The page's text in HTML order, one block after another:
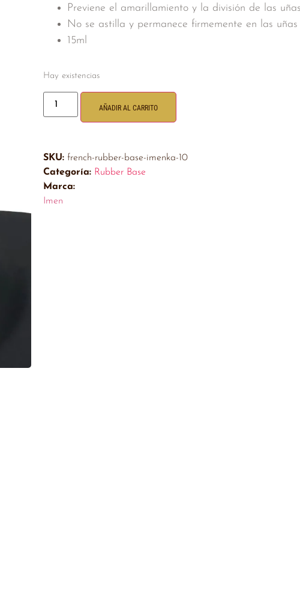
Previene el amarillamiento y la división de las uñas
No se astilla y permanece firmemente en las
15ml
Hay existencias
AÑADIR AL CARRITO
SKU: french-rubber-base-imenka-10
Categoría: Rubber Base
Marca:
Imen